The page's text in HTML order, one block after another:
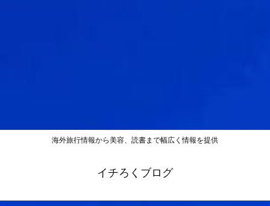
海外旅行情報から美容、読書まで幅広く情報を提供
イチろくブログ